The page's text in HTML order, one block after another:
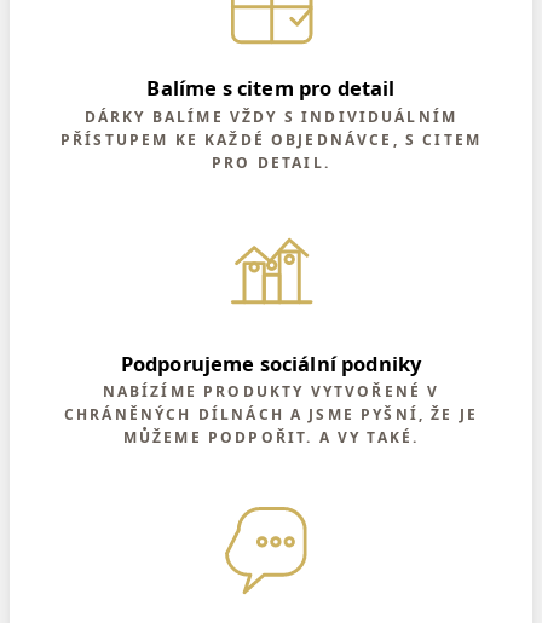
Balíme s citem pro detail
DÁRKY BALÍME VŽDY S INDIVIDUÁLNÍM
PŘÍSTUPEM KE KAŽDÉ OBJEDNÁVCE, S CITEM
PRO DETAIL.
Podporujeme sociální podniky
NABÍZÍME PRODUKTY VYTVOŘENÉ V
CHRÁNĚNÝCH DÍLNÁCH A JSME PYŠNÍ, ŽE JE
MŮŽEME PODPOŘIT. A VY TAKÉ.